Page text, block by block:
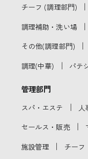
チーフ (調理部門) ｜
調理補助・洗い場 ｜
その他(調理部門) ｜
調理(中華) ｜ パテ
管理部門
スパ・エステ ｜
セールス・販売 ｜
施設管理 ｜ チーフ